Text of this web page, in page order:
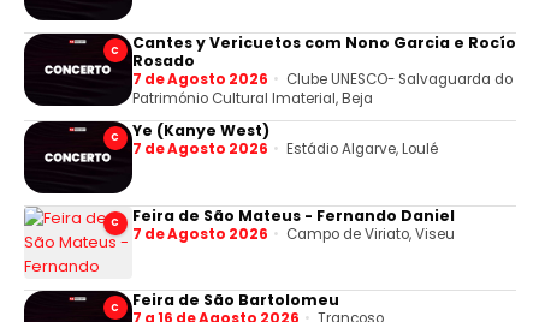
C
Cantes y Vericuetos com Nono Garcia e Rocío
Rosado
7 de Agosto 2026
Clube UNESCO- Salvaguarda do
Património Cultural Imaterial, Beja
C Ye (Kanye West)
7 de Agosto 2026 Estádio Algarve, Loulé
C Feira de São Mateus - Fernando Daniel
7 de Agosto 2026 Campo de Viriato, Viseu
C Feira de São Bartolomeu